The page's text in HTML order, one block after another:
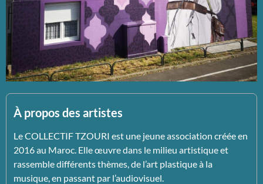
À propos des artistes
Le COLLECTIF TZOURI est une jeune association créée en
2016 au Maroc. Elle œuvre dans le milieu artistique et
rassemble différents thèmes, de l’art plastique à la
musique, en passant par l’audiovisuel.